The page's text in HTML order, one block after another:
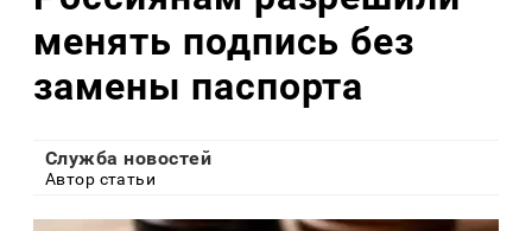
менять подпись без
замены паспорта
Служба новостей
Автор статьи